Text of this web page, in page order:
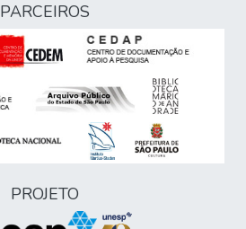
PARCEIROS
PROJETO